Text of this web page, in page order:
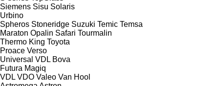
Siemens Sisu Solaris
Urbino
Spheros Stoneridge Suzuki Temic Temsa
Maraton Opalin Safari Tourmalin
Thermo King Toyota
Proace Verso
Universal VDL Bova
Futura Magiq
VDL VDO Valeo Van Hool